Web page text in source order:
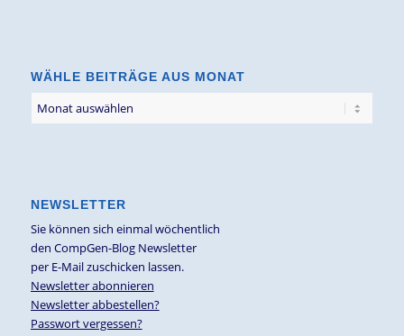
WÄHLE BEITRÄGE AUS MONAT
NEWSLETTER
Sie können sich einmal wöchentlich
den CompGen-Blog Newsletter
per E-Mail zuschicken lassen.
Newsletter abonnieren
Newsletter abbestellen?
Passwort vergessen?